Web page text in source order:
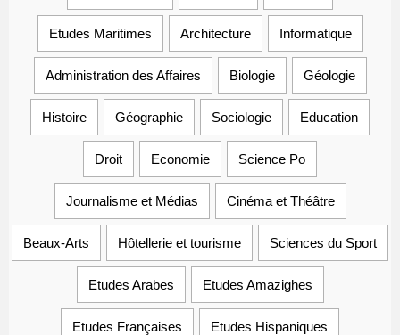
Etudes Maritimes Architecture Informatique
Administration des Affaires Biologie Géologie
Histoire Géographie Sociologie Education
Droit Economie Science Po
Journalisme et Médias Cinéma et Théâtre
Beaux-Arts Hôtellerie et tourisme Sciences du Sport
Etudes Arabes Etudes Amazighes
Etudes Françaises Etudes Hispaniques